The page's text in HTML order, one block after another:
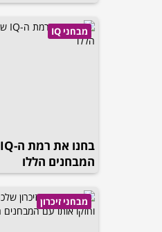
מבחני IQ
המבחנים הללו
מבחני זיכרון